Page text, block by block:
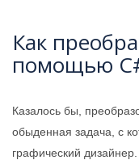
Как
помощью
Казалось бы,
обыденная задача, с
графический